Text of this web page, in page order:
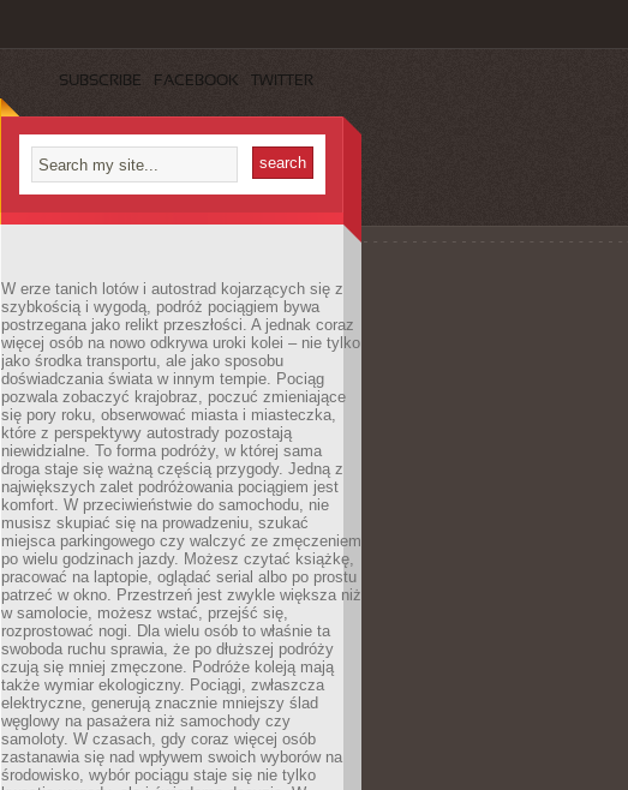
SUBSCRIBE FACEBOOK TWITTER
W erze tanich lotów i autostrad kojarzących się z
szybkością i wygodą, podróż pociągiem bywa
postrzegana jako relikt przeszłości. A jednak coraz
więcej osób na nowo odkrywa uroki kolei – nie tylko
jako środka transportu, ale jako sposobu
doświadczania świata w innym tempie. Pociąg
pozwala zobaczyć krajobraz, poczuć zmieniające
się pory roku, obserwować miasta i miasteczka,
które z perspektywy autostrady pozostają
niewidzialne. To forma podróży, w której sama
droga staje się ważną częścią przygody. Jedną z
największych zalet podróżowania pociągiem jest
komfort. W przeciwieństwie do samochodu, nie
musisz skupiać się na prowadzeniu, szukać
miejsca parkingowego czy walczyć ze zmęczeniem
po wielu godzinach jazdy. Możesz czytać książkę,
pracować na laptopie, oglądać serial albo po prostu
patrzeć w okno. Przestrzeń jest zwykle większa niż
w samolocie, możesz wstać, przejść się,
rozprostować nogi. Dla wielu osób to właśnie ta
swoboda ruchu sprawia, że po dłuższej podróży
czują się mniej zmęczone. Podróże koleją mają
także wymiar ekologiczny. Pociągi, zwłaszcza
elektryczne, generują znacznie mniejszy ślad
węglowy na pasażera niż samochody czy
samoloty. W czasach, gdy coraz więcej osób
zastanawia się nad wpływem swoich wyborów na
środowisko, wybór pociągu staje się nie tylko